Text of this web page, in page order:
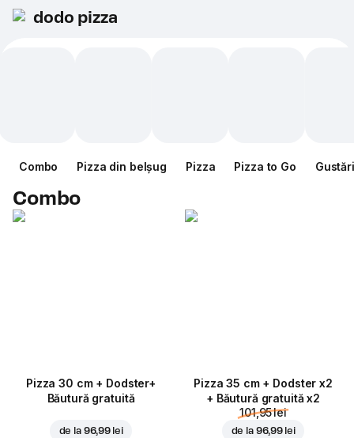
dodo pizza
Combo Pizza din belșug Pizza Pizza to Go Gustări
Combo
Pizza 30 cm + Dodster+
Băutură gratuită
de la 96,99 lei
Pizza 35 cm + Dodster x2
+ Băutură gratuită x2
101,95 lei
de la 96,99 lei